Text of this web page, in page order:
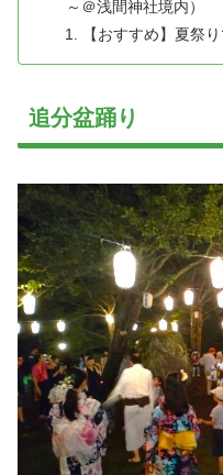
～＠浅間神社境内）
【おすすめ】夏祭
追分盆踊り